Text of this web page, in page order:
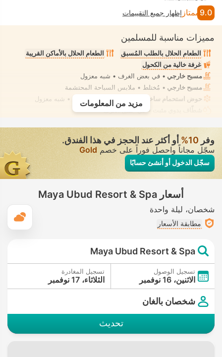
9.0 ممتاز إظهار جميع التقييمات
مميزات مناسبة للمسلمين
الطعام الحلال بالطلب المُسبق
الطعام الحلال بالأماكن القريبة
غرفة خالية من الكحول
مسبح خارجي • في بعض الغرف • شبه معزول
مسبح خارجي • مُختلط • ملابس السباحة المحتشمة
حوض استحمام ساخن/جاكوزي
• في بعض الغرف • شبه معزول
• في جميع الغرف
مزيد من المعلومات
وفر 10‏% أو أكثر عند الحجز في هذا الفندق.
سجّل مجاناً واحصل فوراً على خصم Gold
سجّل الدخول أو أنشئ حسابًا
أسعار Maya Ubud Resort & Spa
شخصان ليلة واحدة
مطابقة الأسعار
Maya Ubud Resort & Spa
تسجيل الوصول
الاثنين، 16 نوفمبر
تسجيل المغادرة
الثلاثاء، 17 نوفمبر
شخصان بالغان
تحديث